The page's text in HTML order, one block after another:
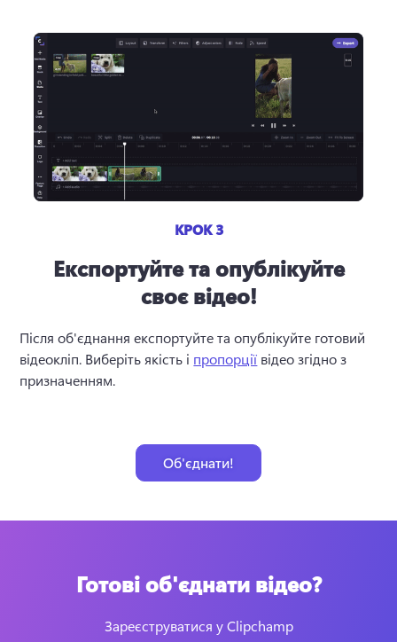
КРОК 3
Експортуйте та опублікуйте
своє відео!
Після об'єднання експортуйте та опублікуйте готовий
відеокліп. Виберіть якість і пропорції відео згідно з
призначенням.
Об'єднати!
Готові об'єднати відео?
Зареєструватися у Clipchamp